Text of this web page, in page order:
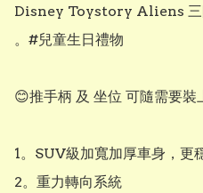
Disney Toystory Aliens 三
。#兒童生日禮物
😊推手柄 及 坐位 可隨需要裝
1。SUV級加寬加厚車身，更
2。重力轉向系統